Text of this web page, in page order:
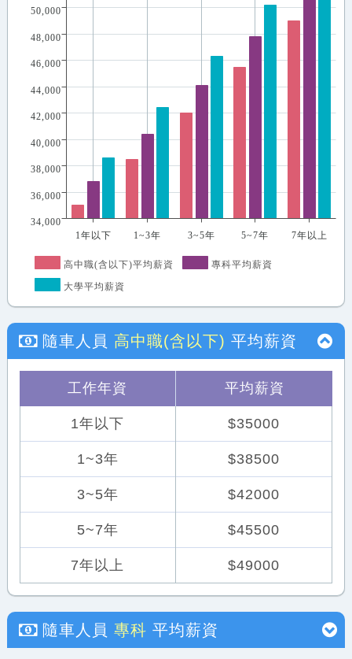
1年以下 1~3年 3~5年 5~7年 7年以上
34,000
36,000
38,000
40,000
42,000
44,000
46,000
48,000
50,000
高中職(含以下)平均薪資
專科平均薪資
大學平均薪資
隨車人員 高中職(含以下) 平均薪資
工作年資 平均薪資
1年以下
1~3年
3~5年
5~7年
7年以上
$35000
$38500
$42000
$45500
$49000
隨車人員 專科 平均薪資